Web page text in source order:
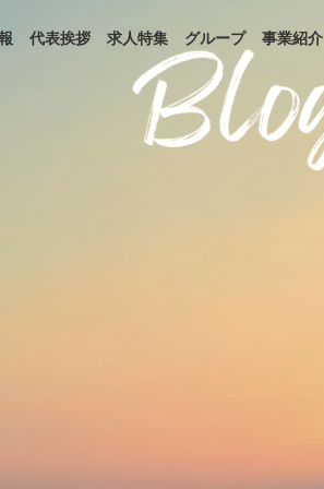
代表挨拶 求人特集 グループ 事業紹介